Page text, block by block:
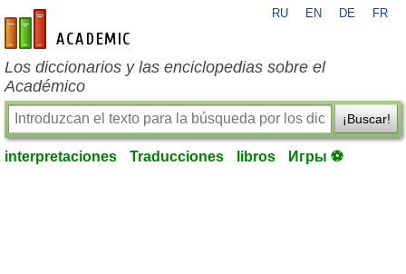
es-academic.com
RU EN DE FR
Los diccionarios y las enciclopedias sobre el
Académico
¡Buscar!
interpretaciones Traducciones libros Игры ⚽